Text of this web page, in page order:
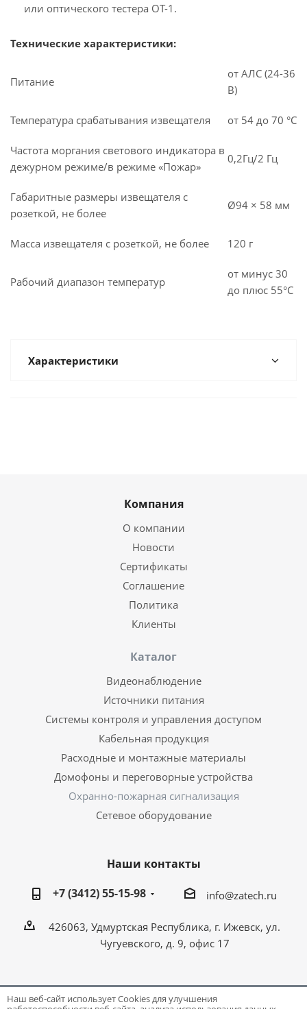
или оптического тестера ОТ-1.
Технические характеристики:
Питание
от АЛС (24-36
В)
Температура срабатывания извещателя от 54 до 70 °С
Частота моргания светового индикатора в
дежурном режиме/в режиме «Пожар»
0,2Гц/2 Гц
Габаритные размеры извещателя с
розеткой, не более
Ø94 × 58 мм
Масса извещателя с розеткой, не более 120 г
Рабочий диапазон температур
от минус 30
до плюс 55°С
Характеристики
Компания
О компании
Новости
Сертификаты
Соглашение
Политика
Клиенты
Каталог
Видеонаблюдение
Источники питания
Системы контроля и управления доступом
Кабельная продукция
Расходные и монтажные материалы
Домофоны и переговорные устройства
Охранно-пожарная сигнализация
Сетевое оборудование
Наши контакты
+7 (3412) 55-15-98
info@zatech.ru
426063, Удмуртская Республика, г. Ижевск, ул.
Чугуевского, д. 9, офис 17
Наш веб-сайт использует Cookies для улучшения